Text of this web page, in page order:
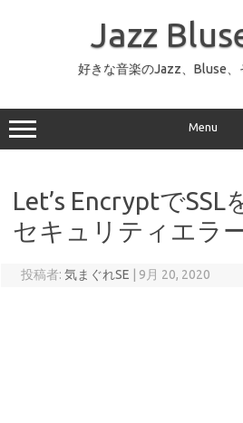
ッ
プ
Jazz
好きな音楽のJazz、Bluse、
Menu
Let’s EncryptでSSL
セキュリティエラ
投稿者: 気まぐれSE 9月 20, 2020